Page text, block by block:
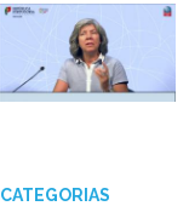
CATEGORIAS